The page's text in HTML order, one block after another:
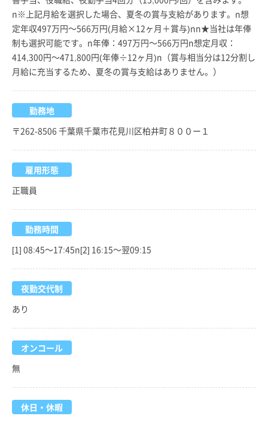
n※上記月給を選択した場合、夏冬の賞与支給があります。n想
定年収497万円～566万円(月給×12ヶ月＋賞与)nn★当社は年俸
制も選択可能です。n年俸：497万円～566万円n想定月収：
414,300円～471,800円(年俸÷12ヶ月)n（賞与相当分は12分割し
月給に充当するため、夏冬の賞与支給はありません。）
勤務地
〒262-8506 千葉県千葉市花見川区柏井町８００ー１
雇用形態
正職員
勤務時間
[1] 08:45～17:45n[2] 16:15～翌09:15
夜勤交代制
あり
オンコール
無
休日・休暇